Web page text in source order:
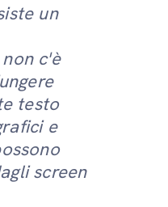
un
c'è
testo
e
screen